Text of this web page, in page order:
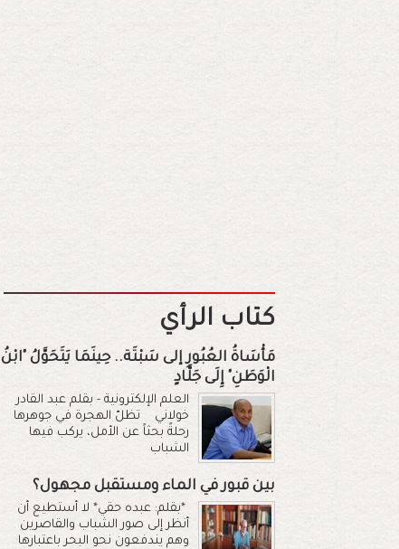
كتاب الرأي
مَأْسَاةُ العُبُورِ إلى سَبْتَة.. حِينَمَا يَتَحَوَّلُ "ابْنُ
الْوَطَنِ" إِلَى جَلَّادٍ
العلم الإلكترونية - بقلم عبد القادر
خولاني تظلّ الهجرة في جوهرها
رحلةً بحثاً عن الأمل، يركب فيها
الشباب
بين قبور في الماء ومستقبل مجهول؟
*بقلم: عبده حقي* لا أستطيع أن
أنظر إلى صور الشباب والقاصرين
وهم يندفعون نحو البحر باعتبارها